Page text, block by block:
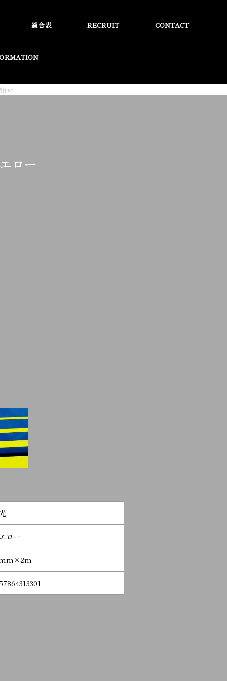
適合表 RECRUIT CONTACT
作所
ロー
ロー